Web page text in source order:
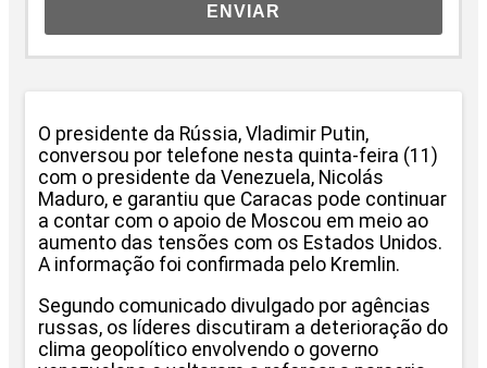
ENVIAR
O presidente da Rússia, Vladimir Putin,
conversou por telefone nesta quinta-feira (11)
com o presidente da Venezuela, Nicolás
Maduro, e garantiu que Caracas pode continuar
a contar com o apoio de Moscou em meio ao
aumento das tensões com os Estados Unidos.
A informação foi confirmada pelo Kremlin.
Segundo comunicado divulgado por agências
russas, os líderes discutiram a deterioração do
clima geopolítico envolvendo o governo